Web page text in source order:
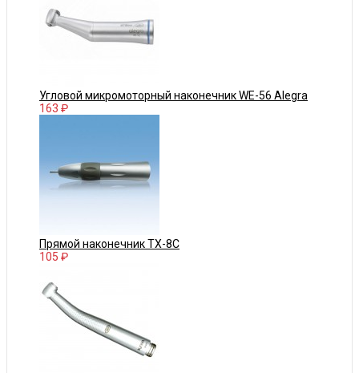
Угловой микромоторный наконечник WE-56 Alegra
163 ₽
Прямой наконечник TX-8C
105 ₽